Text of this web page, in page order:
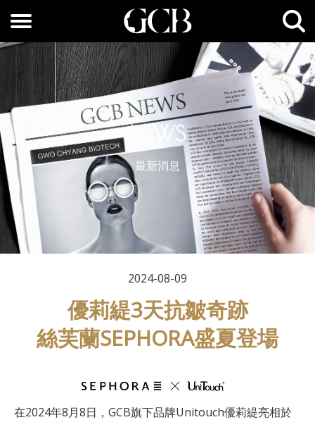
NEWS
最新消息
2024-08-09
優莉緹3天抗皺奇跡
絲芙蘭SEPHORA盛夏登場
在2024年8月8日，GCB旗下品牌Unitouch優莉緹亮相於